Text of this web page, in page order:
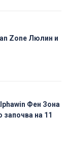
Zone Люлин и
Фен Зона
на 11